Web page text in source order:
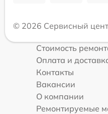
© 2026 Сервисный
Стоимость
Оплата и
Контакты
Вакансии
О компании
Ремонтируемые